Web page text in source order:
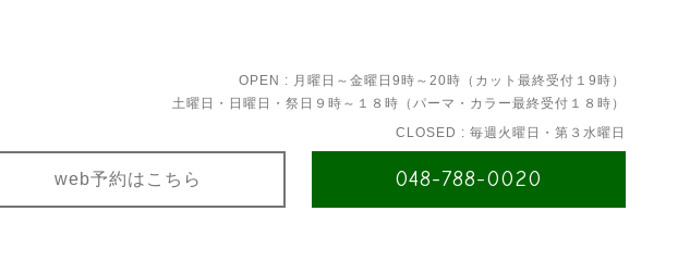
OPEN : 月曜日～金曜日9時～20時（カット最終受付１9時）
土曜日・日曜日・祭日９時～１８時（パーマ・カラー最終受付１８時）
CLOSED : 毎週火曜日・第３水曜日
web予約はこちら 048-788-0020